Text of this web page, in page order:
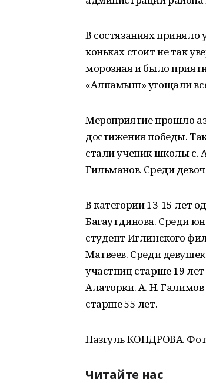
В состязаниях приняло
коньках стоит не так
морозная и было
«Алпамыш» угощали
Мероприятие прошло
достижения победы.
стали ученик школы с.
Гильманов. Среди
В категории 13-15 лет
Багаутдинова. Среди
студент Иглинского
Матвеев. Среди
участниц старше 19
Алаторки. А. Н.
старше 55 лет.
Назгуль КОНДРОВА.
Читайте нас